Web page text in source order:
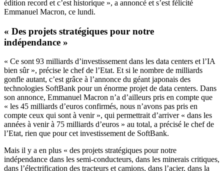
édition record et c’est historique », a annoncé et s’est félicité
Emmanuel Macron, ce lundi.
« Des projets stratégiques pour notre
indépendance »
« Ce sont 93 milliards d’investissement dans les data centers et l’IA
bien sûr », précise le chef de l’Etat. Et si le nombre de milliards
gonfle autant, c’est grâce à l’annonce du géant japonais des
technologies SoftBank pour un énorme projet de data centers. Dans
son annonce, Emmanuel Macron n’a d’ailleurs pris en compte que
« les 45 milliards d’euros confirmés, nous n’avons pas pris en
compte ceux qui sont à venir », qui permettrait d’arriver « dans les
années à venir à 75 milliards d’euros » au total, a précisé le chef de
l’Etat, rien que pour cet investissement de SoftBank.
Mais il y a en plus « des projets stratégiques pour notre
indépendance dans les semi-conducteurs, dans les minerais critiques,
dans l’électrification des tracteurs et camions, dans l’acier, dans la